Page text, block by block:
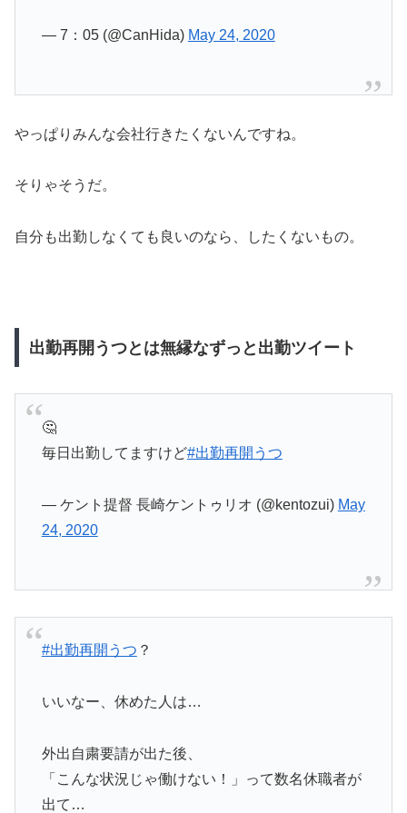
— 7：05 (@CanHida) May 24, 2020
やっぱりみんな会社行きたくないんですね。
そりゃそうだ。
自分も出勤しなくても良いのなら、したくないもの。
出勤再開うつとは無縁なずっと出勤ツイート
🤔
毎日出勤してますけど#出勤再開うつ
— ケント提督 長崎ケントゥリオ (@kentozui) May
24, 2020
#出勤再開うつ ？
いいなー、休めた人は…
外出自粛要請が出た後、
「こんな状況じゃ働けない！」って数名休職者が
出て…